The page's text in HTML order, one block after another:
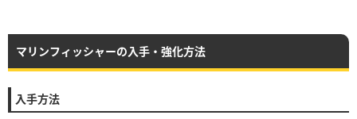
マリンフィッシャーの入手・強化方法
入手方法